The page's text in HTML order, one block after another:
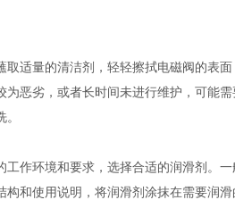
取适量的清洁剂，轻轻擦拭电磁阀的表
为恶劣，或者长时间未进行维护，可能
。
工作环境和要求，选择合适的润滑剂。
构和使用说明，将润滑剂涂抹在需要润